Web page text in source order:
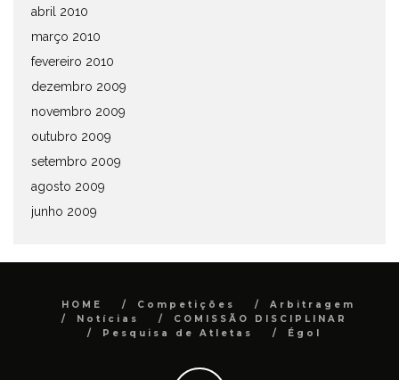
abril 2010
março 2010
fevereiro 2010
dezembro 2009
novembro 2009
outubro 2009
setembro 2009
agosto 2009
junho 2009
HOME Competições
Arbitragem
Notícias
COMISSÃO DISCIPLINAR
Pesquisa de Atletas
Égol